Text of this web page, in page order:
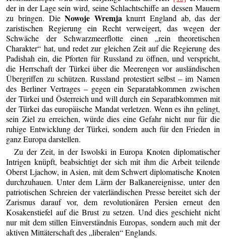
der in der Lage sein wird, seine Schlachtschiffe an dessen Mauern
zu bringen. DieNowoje Wremja knurrt England ab, das der
zaristischen Regierung ein Recht verweigert, das wegen der
Schwäche der Schwarzmeerflotte einen „rein theoretischen
Charakter“ hat, und redet zur gleichen Zeit auf die Regierung des
Padishah ein, die Pforten für Russland zu öffnen, und verspricht,
die Herrschaft der Türkei über die Meerengen vor ausländischen
Übergriffen zu schützen. Russland protestiert selbst – im Namen
des Berliner Vertrages – gegen ein Separatabkommen zwischen
der Türkei und Österreich und will durch ein Separatbkommen mit
der Türkei das europäische Mandat verletzen. Wenn es ihn gelingt,
sein Ziel zu erreichen, würde dies eine Gefahr nicht nur für die
ruhige Entwicklung der Türkei, sondern auch für den Frieden in
ganz Europa darstellen.
Zu der Zeit, in der Iswolski in Europa Knoten diplomatischer
Intrigen knüpft, beabsichtigt der sich mit ihm die Arbeit teilende
Oberst Ljachow, in Asien, mit dem Schwert diplomatische Knoten
durchzuhauen. Unter dem Lärm der Balkanereignisse, unter den
patriotischen Schreien der vaterländischen Presse bereitet sich der
Zarismus darauf vor, dem revolutionären Persien erneut den
Kosakenstiefel auf die Brust zu setzen. Und dies geschieht nicht
nur mit dem stillen Einverständnis Europas, sondern auch mit der
aktiven Mittäterschaft des „liberalen“ Englands.